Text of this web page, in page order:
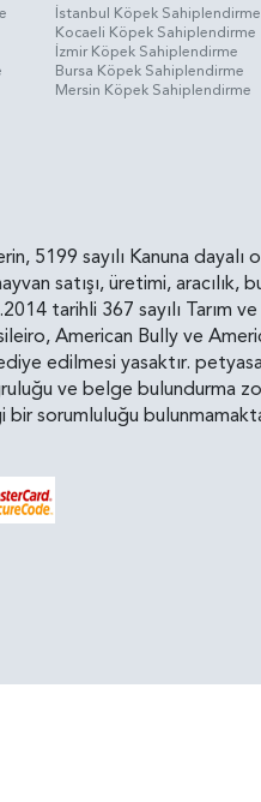
İstanbul Köpek Sahiplendirme
Kocaeli Köpek Sahiplendirme
İzmir Köpek Sahiplendirme
Bursa Köpek Sahiplendirme
Mersin Köpek Sahiplendirme
5199 sayılı Kanuna dayalı
satışı, üretimi, aracılık,
tarihli 367 sayılı Tarım ve
American Bully ve
edilmesi yasaktır.
ve belge bulundurma
sorumluluğu